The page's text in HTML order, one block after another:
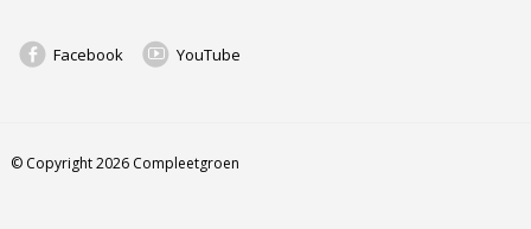
Facebook YouTube
© Copyright 2026 Compleetgroen